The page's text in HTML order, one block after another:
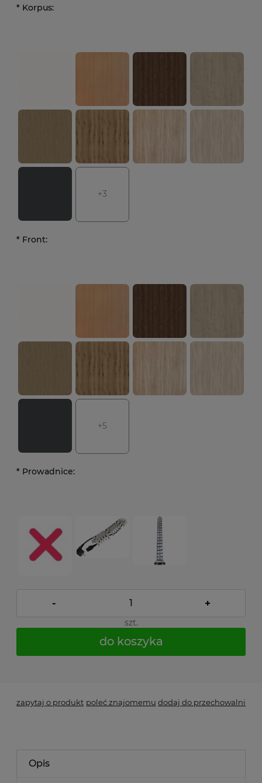
* Korpus:
+3
* Front:
+5
* Prowadnice:
- +
szt.
do koszyka
zapytaj o produkt poleć znajomemu dodaj do przechowalni
Opis